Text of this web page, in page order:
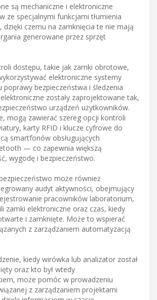
są mechaniczne i elektroniczne
ze specjalnymi funkcjami tłumienia
dzięki czemu na zamknięcia te nie mają
generowane przez sprzęt
dostępu, takie jak zamki obrotowe,
elektroniczne systemy
poprawy bezpieczeństwa i śledzenia
zostały zaprojektowane tak,
urządzeń użytkowników.
mogą zawierać szereg opcji kontroli
karty RFID i klucze cyfrowe do
smartfonów obsługujących
— co zapewnia większą
wygodę i bezpieczeństwo.
może również
audyt aktywności, obejmujący
pracowników laboratorium,
zamki elektroniczne oraz czas, kiedy
i zamknięte. Może to wspierać
z zarządzaniem automatyzacją
kiedy wirówka lub analizator został
oraz kto był wtedy
może pomóc w prowadzeniu
z zarządzaniem projektami